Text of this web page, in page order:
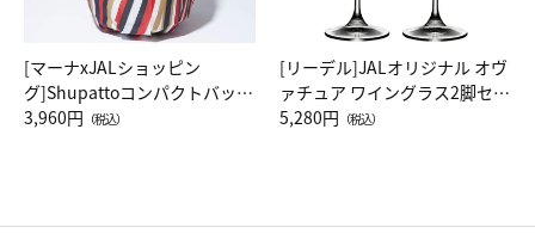
[マーナxJALショッピン
グ]Shupattoコンパクトバッグ
Drop JAL客室乗務員（LC）ス
3,960円 （税込）
[リーデル]JALオリジナル オヴ
ァチュア ワイングラス2脚セッ
ト（レッドワイン）
5,280円 （税込）